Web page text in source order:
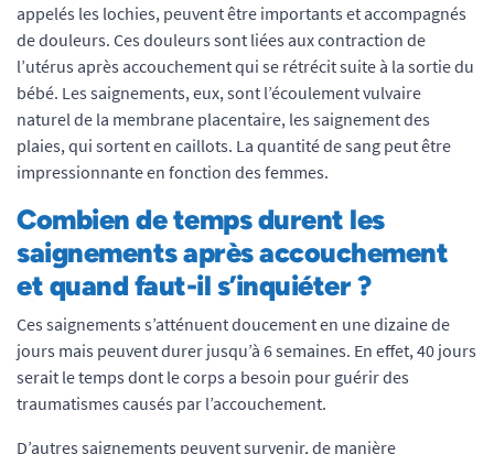
appelés les lochies, peuvent être importants et accompagnés
de douleurs. Ces douleurs sont liées aux contraction de
l’utérus après accouchement qui se rétrécit suite à la sortie du
bébé. Les saignements, eux, sont l’écoulement vulvaire
naturel de la membrane placentaire, les saignement des
plaies, qui sortent en caillots. La quantité de sang peut être
impressionnante en fonction des femmes.
Combien de temps durent les
saignements après accouchement
et quand faut-il s’inquiéter ?
Ces saignements s’atténuent doucement en une dizaine de
jours mais peuvent durer jusqu’à 6 semaines. En effet, 40 jours
serait le temps dont le corps a besoin pour guérir des
traumatismes causés par l’accouchement.
D’autres saignements peuvent survenir, de manière